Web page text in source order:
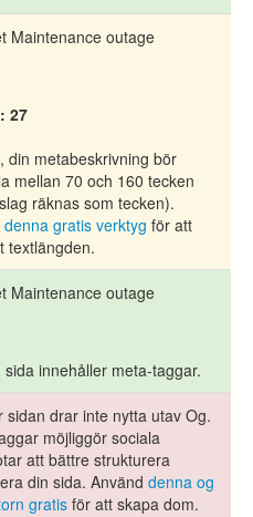
Maintenance outage
27
din metabeskrivning bör
mellan 70 och 160 tecken
räknas som tecken).
denna gratis verktyg för att
textlängden.
Maintenance outage
sida innehåller meta-taggar.
sidan drar inte nytta utav Og.
möjliggör sociala
att bättre strukturera
din sida. Använd denna og
gratis för att skapa dom.